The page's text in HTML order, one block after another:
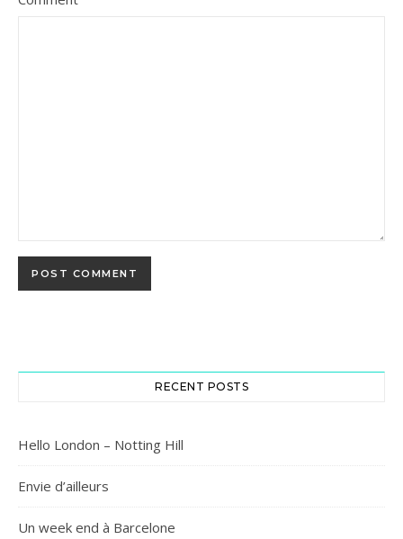
RECENT POSTS
Hello London – Notting Hill
Envie d’ailleurs
Un week end à Barcelone